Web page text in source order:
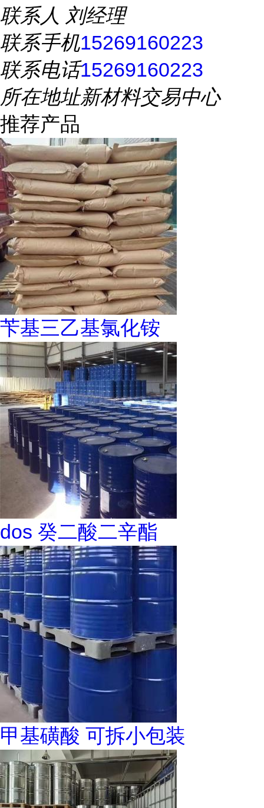
联系人 刘经理
联系手机15269160223
联系电话15269160223
所在地址新材料交易中心
推荐产品
苄基三乙基氯化铵
dos 癸二酸二辛酯
甲基磺酸 可拆小包装